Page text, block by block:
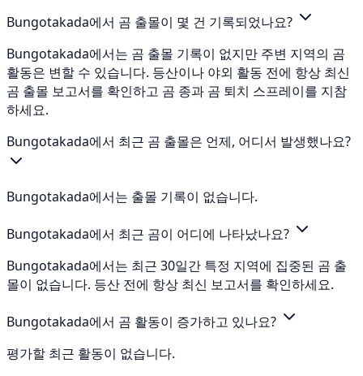
Bungotakada에서 곰 출몰이 몇 건 기록되었나요?
Bungotakada에서는 곰 출몰 기록이 없지만 주변 지역의 곰
활동은 변할 수 있습니다. 등산이나 야외 활동 전에 항상 최신
곰 출몰 보고서를 확인하고 곰 종과 곰 퇴치 스프레이를 지참
하세요.
Bungotakada에서 최근 곰 출몰은 언제, 어디서 발생했나요?
Bungotakada에서는 출몰 기록이 없습니다.
Bungotakada에서 최근 곰이 어디에 나타났나요?
Bungotakada에서는 최근 30일간 특정 지역에 집중된 곰 출
몰이 없습니다. 등산 전에 항상 최신 보고서를 확인하세요.
Bungotakada에서 곰 활동이 증가하고 있나요?
평가할 최근 활동이 없습니다.